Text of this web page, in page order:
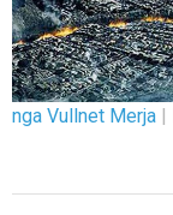
nga Vullnet Merja |